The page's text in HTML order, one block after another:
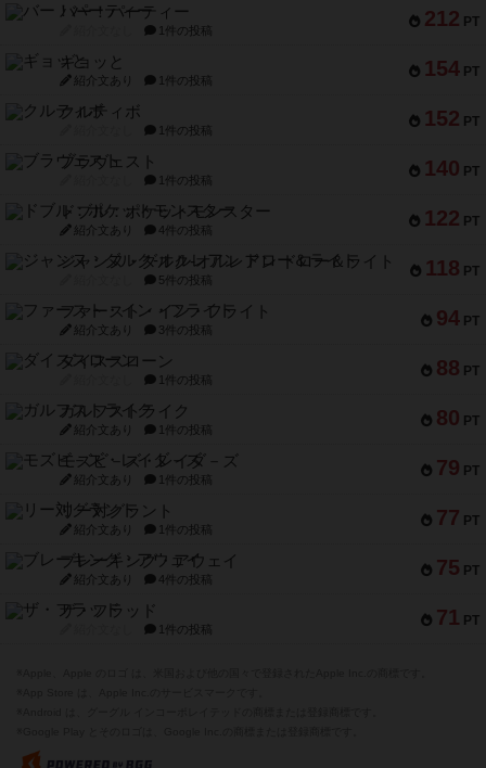
212 PT
バー！パーティー
1件の投稿
154 PT
ギョッと
紹介文あり 1件の投稿
152 PT
クルティボ
1件の投稿
140 PT
ブラヴェスト
1件の投稿
122 PT
ドブル：ポケットモンスター
紹介文あり 4件の投稿
118 PT
ジャンヌ・ダルク-オルレアン ドロー＆ライト
5件の投稿
94 PT
ファースト・イン・フライト
紹介文あり 3件の投稿
88 PT
ダイススローン
1件の投稿
80 PT
ガルフストライク
紹介文あり 1件の投稿
79 PT
モズビ－ズ・レイダ－ズ
紹介文あり 1件の投稿
77 PT
リー対グラント
紹介文あり 1件の投稿
75 PT
ブレーキング・アウェイ
紹介文あり 4件の投稿
71 PT
ザ・フラッド
1件の投稿